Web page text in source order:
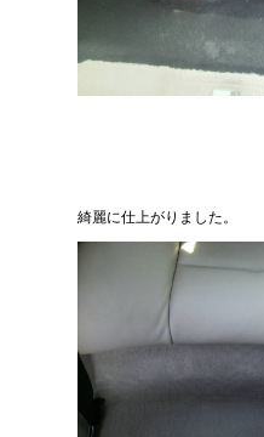
綺麗に仕上がりました。